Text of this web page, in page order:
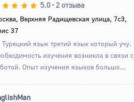
5.0 • 2 отзыва
Верхняя Радищевская улица, 7с3,
37
Турецкий язык третий язык который учу.
изучения возникла в связи с
Опыт изучения языков большо...